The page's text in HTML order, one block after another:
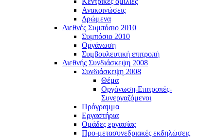
Ανακοινώσεις
Δρώμενα
Διεθνές Συμπόσιο 2010
Συμπόσιο 2010
Οργάνωση
Συμβουλευτική επιτροπή
Διεθνής Συνδιάσκεψη 2008
Συνδιάσκεψη 2008
Θέμα
Οργάνωση-Επιτροπές-
Συνεργαζόμενοι
Πρόγραμμα
Εργαστήρια
Ομάδες εργασίας
Προ-μετασυνεδριακές εκδηλώσεις